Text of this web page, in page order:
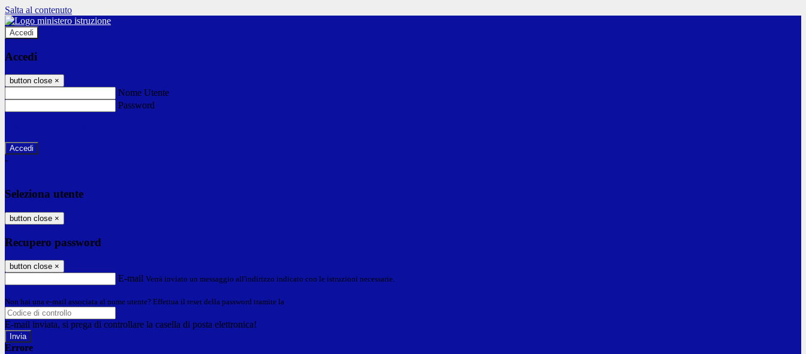
Salta al contenuto
Accedi
Accedi
button close ×
Nome Utente
Password
-
Seleziona utente
button close ×
Recupero password
button close ×
E-mail Verrà inviato un messaggio all'indirizzo indicato con le istruzioni necessarie.
Non hai una e-mail associata al nome utente? Effettua il reset della password tramite la
E-mail inviata, si prega di controllare la casella di posta elettronica!
Errore